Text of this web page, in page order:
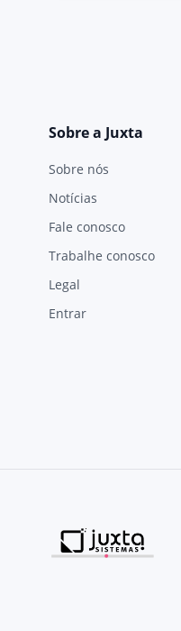
Sobre a Juxta
Sobre nós
Notícias
Fale conosco
Trabalhe conosco
Legal
Entrar